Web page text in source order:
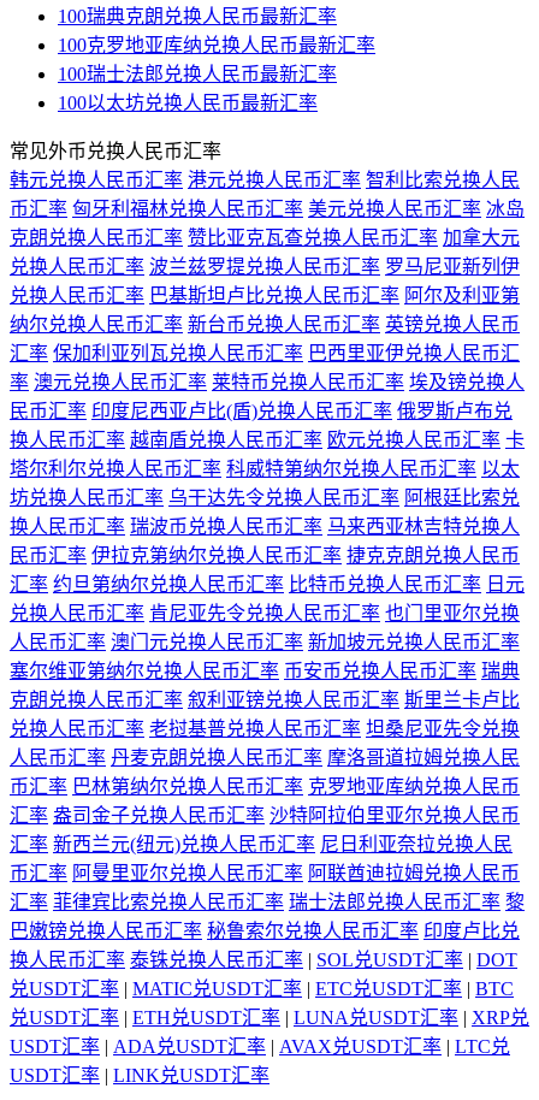
100瑞典克朗兑换人民币最新汇率
100克罗地亚库纳兑换人民币最新汇率
100瑞士法郎兑换人民币最新汇率
100以太坊兑换人民币最新汇率
常见外币兑换人民币汇率
韩元兑换人民币汇率 港元兑换人民币汇率 智利比索兑换人民
币汇率 匈牙利福林兑换人民币汇率 美元兑换人民币汇率 冰岛
克朗兑换人民币汇率 赞比亚克瓦查兑换人民币汇率 加拿大元
兑换人民币汇率 波兰兹罗提兑换人民币汇率 罗马尼亚新列伊
兑换人民币汇率 巴基斯坦卢比兑换人民币汇率 阿尔及利亚第
纳尔兑换人民币汇率 新台币兑换人民币汇率 英镑兑换人民币
汇率 保加利亚列瓦兑换人民币汇率 巴西里亚伊兑换人民币汇
率 澳元兑换人民币汇率 莱特币兑换人民币汇率 埃及镑兑换人
民币汇率 印度尼西亚卢比(盾)兑换人民币汇率 俄罗斯卢布兑
换人民币汇率 越南盾兑换人民币汇率 欧元兑换人民币汇率 卡
塔尔利尔兑换人民币汇率 科威特第纳尔兑换人民币汇率 以太
坊兑换人民币汇率 乌干达先令兑换人民币汇率 阿根廷比索兑
换人民币汇率 瑞波币兑换人民币汇率 马来西亚林吉特兑换人
民币汇率 伊拉克第纳尔兑换人民币汇率 捷克克朗兑换人民币
汇率 约旦第纳尔兑换人民币汇率 比特币兑换人民币汇率 日元
兑换人民币汇率 肯尼亚先令兑换人民币汇率 也门里亚尔兑换
人民币汇率 澳门元兑换人民币汇率 新加坡元兑换人民币汇率
塞尔维亚第纳尔兑换人民币汇率 币安币兑换人民币汇率 瑞典
克朗兑换人民币汇率 叙利亚镑兑换人民币汇率 斯里兰卡卢比
兑换人民币汇率 老挝基普兑换人民币汇率 坦桑尼亚先令兑换
人民币汇率 丹麦克朗兑换人民币汇率 摩洛哥道拉姆兑换人民
币汇率 巴林第纳尔兑换人民币汇率 克罗地亚库纳兑换人民币
汇率 盎司金子兑换人民币汇率 沙特阿拉伯里亚尔兑换人民币
汇率 新西兰元(纽元)兑换人民币汇率 尼日利亚奈拉兑换人民
币汇率 阿曼里亚尔兑换人民币汇率 阿联酋迪拉姆兑换人民币
汇率 菲律宾比索兑换人民币汇率 瑞士法郎兑换人民币汇率 黎
巴嫩镑兑换人民币汇率 秘鲁索尔兑换人民币汇率 印度卢比兑
换人民币汇率 泰铢兑换人民币汇率 | SOL兑USDT汇率 | DOT
兑USDT汇率 | MATIC兑USDT汇率 | ETC兑USDT汇率 | BTC
兑USDT汇率 | ETH兑USDT汇率 | LUNA兑USDT汇率 | XRP兑
USDT汇率 | ADA兑USDT汇率 | AVAX兑USDT汇率 | LTC兑
USDT汇率 | LINK兑USDT汇率